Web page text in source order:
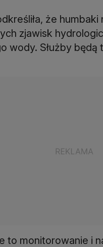
że
zjawisk
wody. Służby
to monitorowanie i